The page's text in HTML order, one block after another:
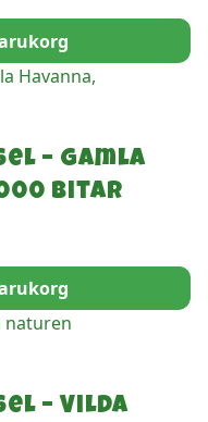
– Gamla
Bitar
– Vilda